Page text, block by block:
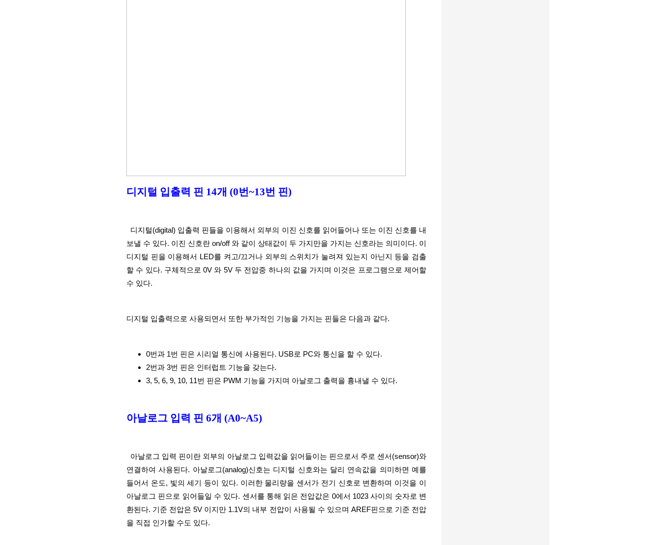
디지털 입출력 핀 14개 (0번~13번 핀)
보낼 수 있다. 이진 신호란 on/off 와 같이 상태값이 두 가지만을 가지는 신호라는 의미이다. 이
디지털 핀을 이용해서 LED를 켜고/끄거나 외부의 스위치가 눌려져 있는지 아닌지 등을 검출
할 수 있다. 구체적으로 0V 와 5V 두 전압중 하나의 값을 가지며 이것은 프로그램으로 제어할
수 있다.
디지털 입출력으로 사용되면서 또한 부가적인 기능을 가지는 핀들은 다음과 같다.
0번과 1번 핀은 시리얼 통신에 사용된다. USB로 PC와 통신을 할 수 있다.
2번과 3번 핀은 인터럽트 기능을 갖는다.
3, 5, 6, 9, 10, 11번 핀은 PWM 기능을 가지며 아날로그 출력을 흉내낼 수 있다.
아날로그 입력 핀 6개 (A0~A5)
연결하여 사용된다. 아날로그(analog)신호는 디지털 신호와는 달리 연속값을 의미하면 예를
들어서 온도, 빛의 세기 등이 있다. 이러한 물리량을 센서가 전기 신호로 변환하며 이것을 이
아날로그 핀으로 읽어들일 수 있다. 센서를 통해 읽은 전압값은 0에서 1023 사이의 숫자로 변
환된다. 기준 전압은 5V 이지만 1.1V의 내부 전압이 사용될 수 있으며 AREF핀으로 기준 전압
을 직접 인가할 수도 있다.